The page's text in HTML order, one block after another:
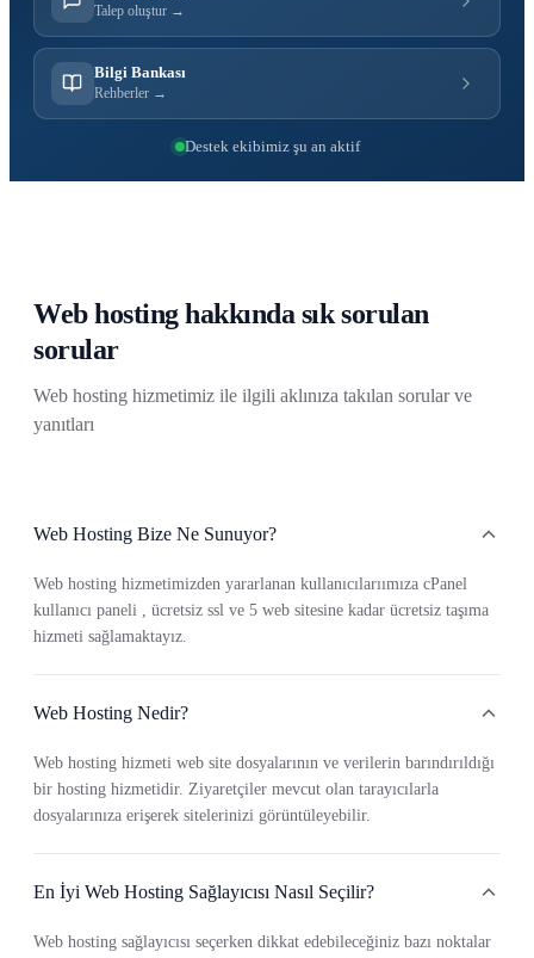
Talep oluştur →
Bilgi Bankası
Rehberler →
Destek ekibimiz şu an aktif
Web hosting hakkında sık sorulan
sorular
Web hosting hizmetimiz ile ilgili aklınıza takılan sorular ve
yanıtları
Web Hosting Bize Ne Sunuyor?
Web hosting hizmetimizden yararlanan kullanıcılarıımıza cPanel
kullanıcı paneli , ücretsiz ssl ve 5 web sitesine kadar ücretsiz taşıma
hizmeti sağlamaktayız.
Web Hosting Nedir?
Web hosting hizmeti web site dosyalarının ve verilerin barındırıldığı
bir hosting hizmetidir. Ziyaretçiler mevcut olan tarayıcılarla
dosyalarınıza erişerek sitelerinizi görüntüleyebilir.
En İyi Web Hosting Sağlayıcısı Nasıl Seçilir?
Web hosting sağlayıcısı seçerken dikkat edebileceğiniz bazı noktalar